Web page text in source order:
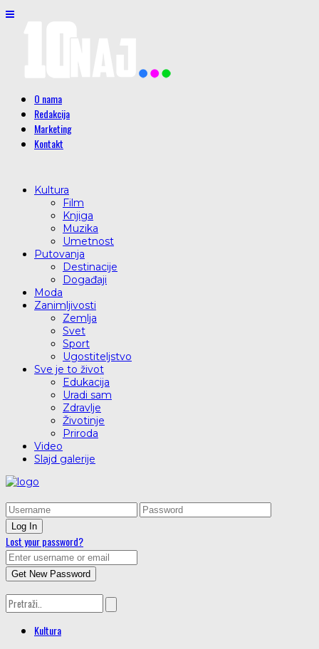
O nama
Redakcija
Marketing
Kontakt
Kultura
Film
Knjiga
Muzika
Umetnost
Putovanja
Destinacije
Događaji
Moda
Zanimljivosti
Zemlja
Svet
Sport
Ugostiteljstvo
Sve je to život
Edukacija
Uradi sam
Zdravlje
Životinje
Priroda
Video
Slajd galerije
Lost your password?
Kultura